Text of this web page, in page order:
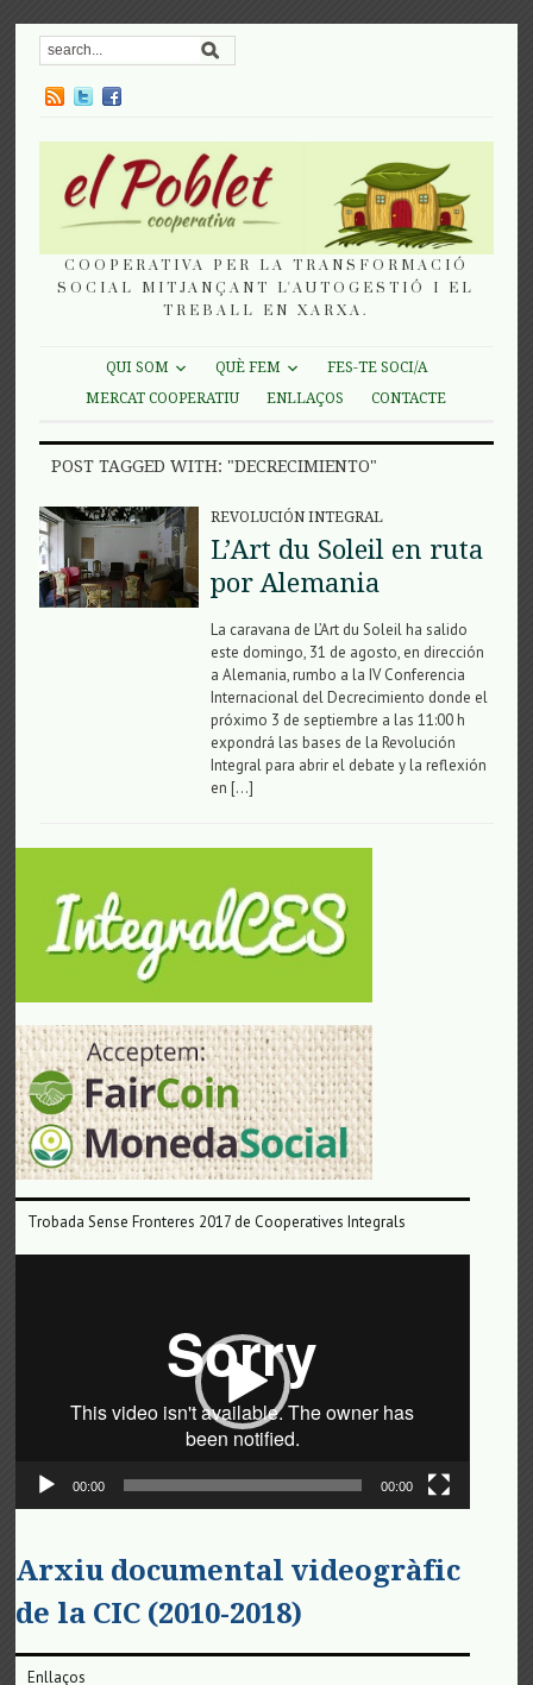
COOPERATIVA PER LA TRANSFORMACIÓ
SOCIAL MITJANÇANT L'AUTOGESTIÓ I EL
TREBALL EN XARXA.
QUI SOM QUÈ FEM
FES-TE SOCI/A
MERCAT COOPERATIU
ENLLAÇOS CONTACTE
POST TAGGED WITH: "DECRECIMIENTO"
REVOLUCIÓN INTEGRAL
L’Art du Soleil en ruta
por Alemania
La caravana de L’Art du Soleil ha salido
este domingo, 31 de agosto, en dirección
a Alemania, rumbo a la IV Conferencia
Internacional del Decrecimiento donde el
próximo 3 de septiembre a las 11:00 h
expondrá las bases de la Revolución
Integral para abrir el debate y la reflexión
en […]
Trobada Sense Fronteres 2017 de Cooperatives Integrals
00:00 00:00
Arxiu documental videogràfic
de la CIC (2010-2018)
Enllaços